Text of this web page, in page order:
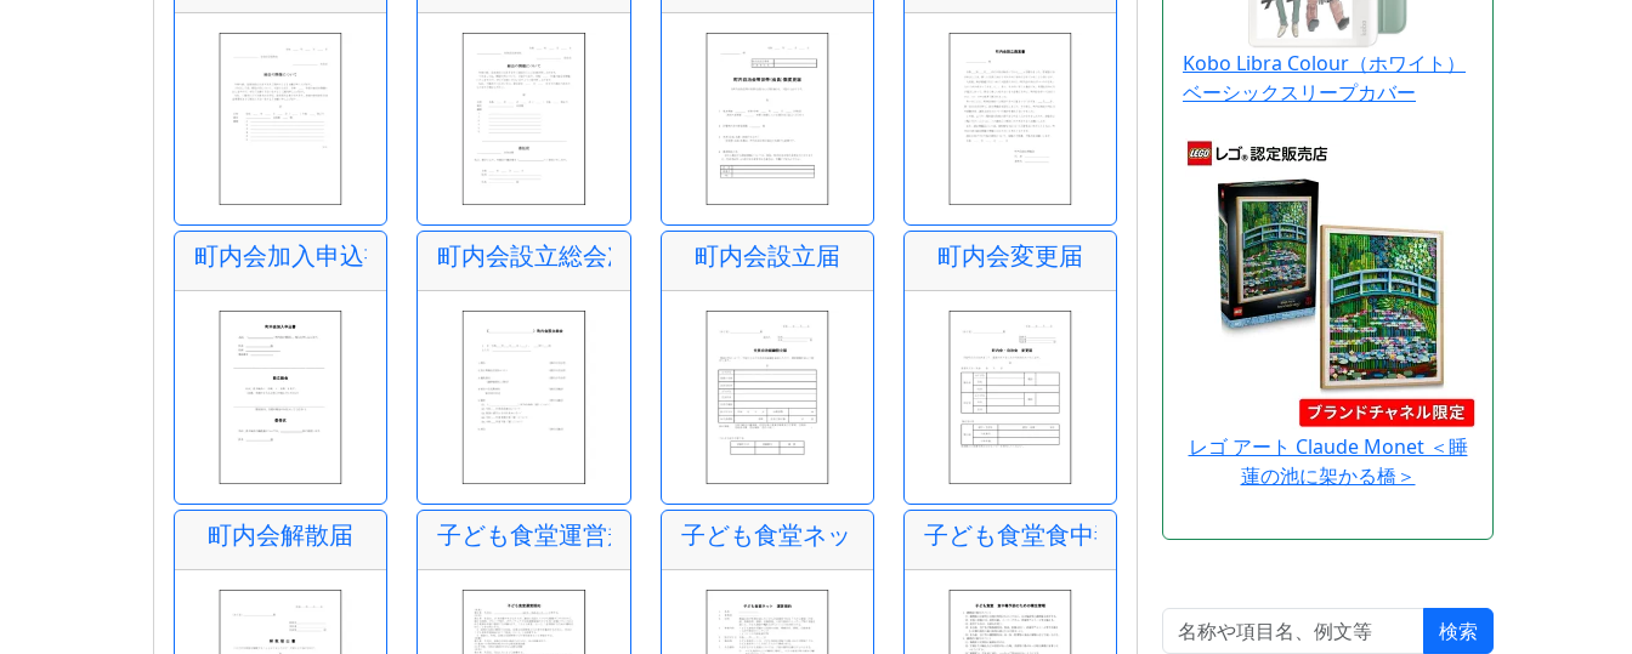
町内会加入申込書 町内会設立総会次第 町内会設立届 町内会変更届
町内会解散届 子ども食堂運営規約 子ども食堂ネット 子ども食堂食中毒予防のための衛生管理
Kobo Libra Colour（ホワイト）
ベーシックスリープカバー
レゴ アート Claude Monet ＜睡
蓮の池に架かる橋＞
検索